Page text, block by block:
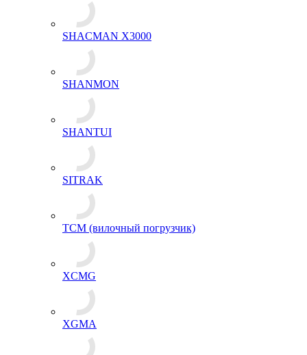
SHACMAN X3000
SHANMON
SHANTUI
SITRAK
TCM (вилочный погрузчик)
XCMG
XGMA